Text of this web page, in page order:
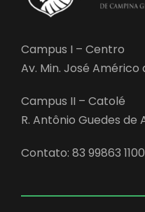
Campus I – Centro
Av. Min. José Américo
Campus II – Catolé
R. Antônio Guedes de
Contato: 83 99863 1100